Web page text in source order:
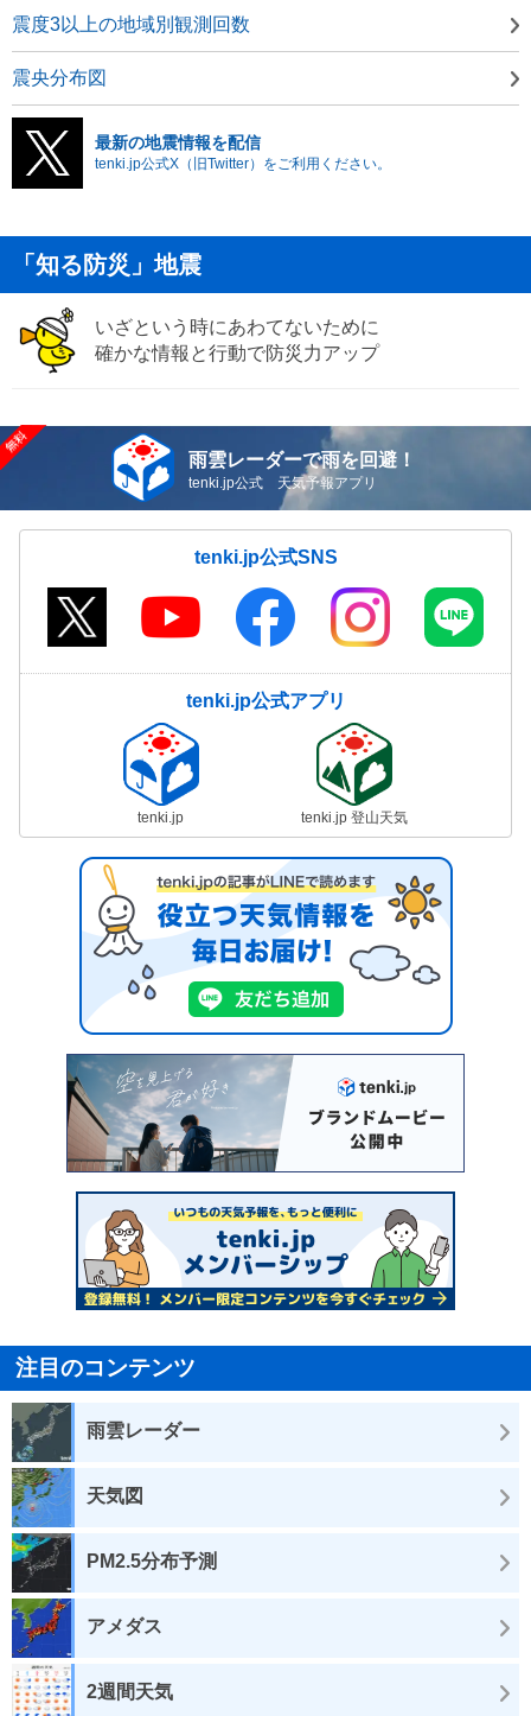
震度3以上の地域別観測回数
震央分布図
最新の地震情報を配信
tenki.jp公式X（旧Twitter）をご利用ください。
「知る防災」地震
いざという時にあわてないために
確かな情報と行動で防災力アップ
雨雲レーダーで雨を回避！
tenki.jp公式 天気予報アプリ
tenki.jp公式SNS
tenki.jp公式アプリ
tenki.jp tenki.jp 登山天気
注目のコンテンツ
雨雲レーダー
天気図
PM2.5分布予測
アメダス
2週間天気